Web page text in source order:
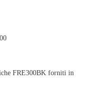
FRE300BK forniti in